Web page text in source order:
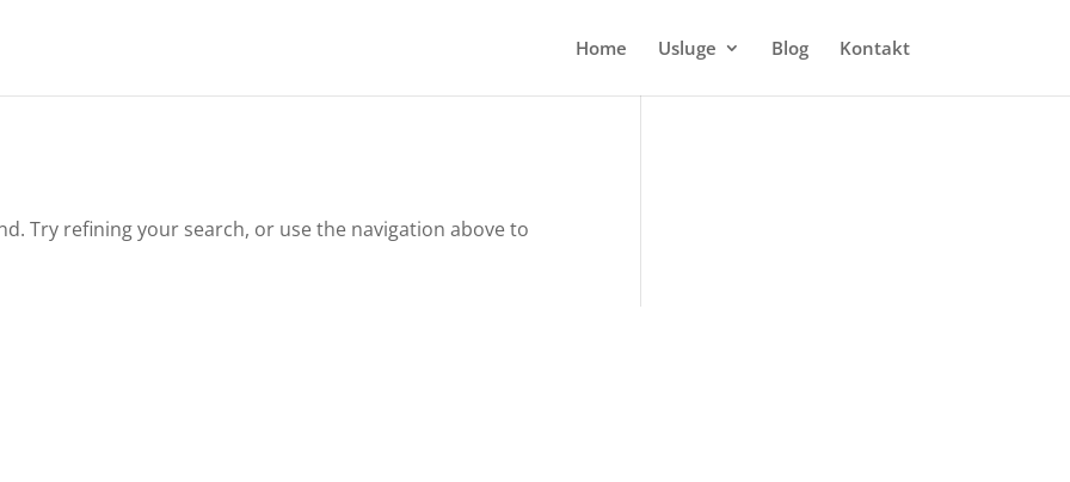
Home Usluge Blog Kontakt
Try refining your search, or use the navigation above to